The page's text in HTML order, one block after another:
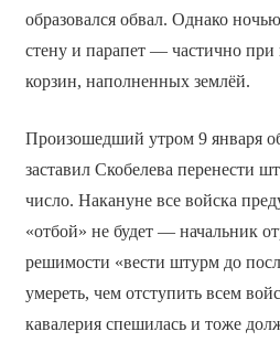
образовался обвал. Однако
стену и парапет — частично
корзин, наполненных землёй.
Произошедший утром 9 января
заставил Скобелева перенести
число. Накануне все войска
«отбой» не будет — начальник
решимости «вести штурм до
умереть, чем отступить всем
кавалерия спешилась и тоже